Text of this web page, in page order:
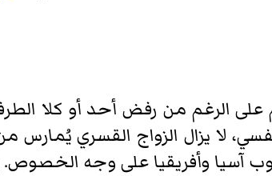
على الرغم من رفض أحد أو كلا
لا يزال الزواج القسري
آسيا وأفريقيا على وجه